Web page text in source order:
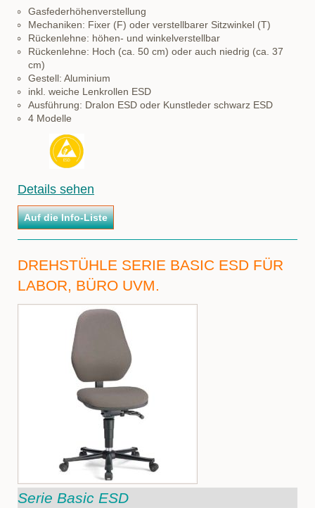
Gasfederhöhenverstellung
Mechaniken: Fixer (F) oder verstellbarer Sitzwinkel (T)
Rückenlehne: höhen- und winkelverstellbar
Rückenlehne: Hoch (ca. 50 cm) oder auch niedrig (ca. 37
cm)
Gestell: Aluminium
inkl. weiche Lenkrollen ESD
Ausführung: Dralon ESD oder Kunstleder schwarz ESD
4 Modelle
Details sehen
DREHSTÜHLE SERIE BASIC ESD FÜR
LABOR, BÜRO UVM.
Serie Basic ESD